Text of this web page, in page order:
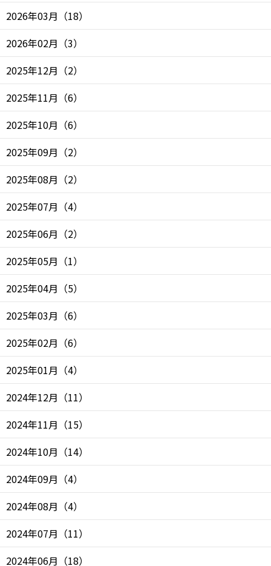
2026年03月 （18）
2026年02月 （3）
2025年12月 （2）
2025年11月 （6）
2025年10月 （6）
2025年09月 （2）
2025年08月 （2）
2025年07月 （4）
2025年06月 （2）
2025年05月 （1）
2025年04月 （5）
2025年03月 （6）
2025年02月 （6）
2025年01月 （4）
2024年12月 （11）
2024年11月 （15）
2024年10月 （14）
2024年09月 （4）
2024年08月 （4）
2024年07月 （11）
2024年06月 （18）